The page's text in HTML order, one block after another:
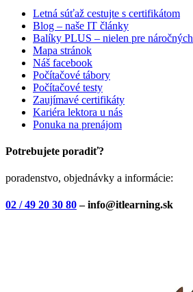
Letná súťaž cestujte s certifikátom
Blog – naše IT články
Balíky PLUS – nielen pre náročných
Mapa stránok
Náš facebook
Počítačové tábory
Počítačové testy
Zaujímavé certifikáty
Kariéra lektora u nás
Ponuka na prenájom
Potrebujete poradiť?
poradenstvo, objednávky a informácie:
02 / 49 20 30 80– info@itlearning.sk